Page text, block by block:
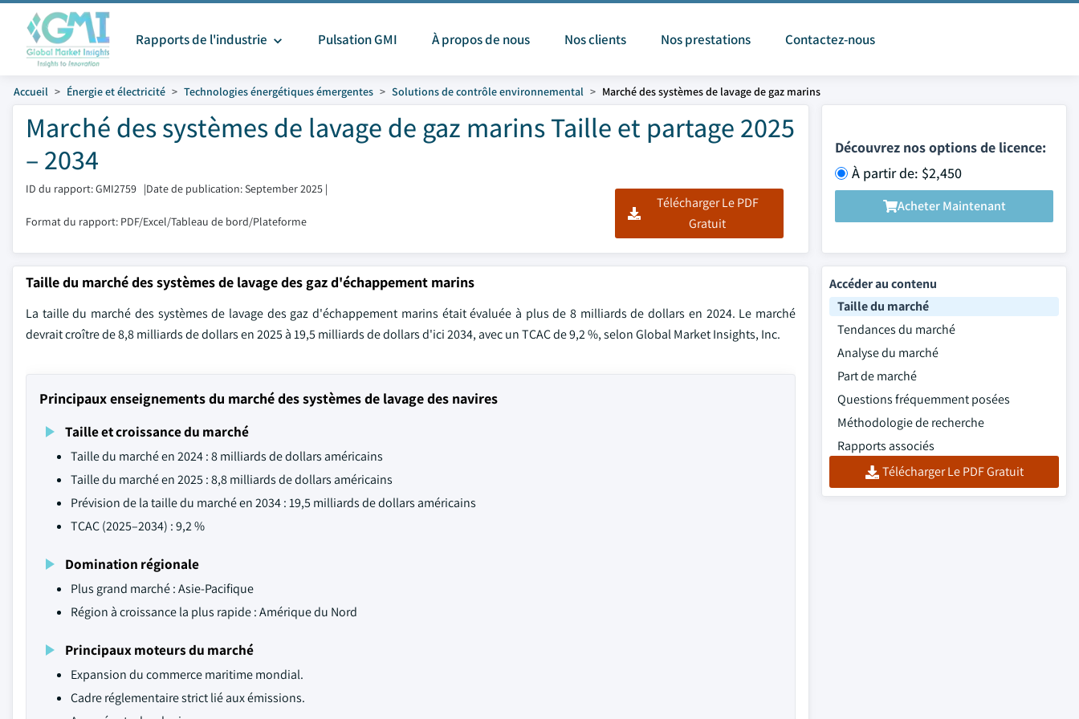
Rapports de l'industrie Pulsation GMI À propos de nous Nos clients Nos prestations Contactez-nous
Accueil Énergie et électricité Technologies énergétiques émergentes Solutions de contrôle environnemental Marché des systèmes de lavage de gaz marins
Marché des systèmes de lavage de gaz marins Taille et partage 2025
– 2034
ID du rapport: GMI2759 |Date de publication: September 2025 |
Format du rapport: PDF/Excel/Tableau de bord/Plateforme
Télécharger Le PDF
Gratuit
Découvrez nos options de licence:
À partir de: $2,450
Acheter Maintenant
Taille du marché des systèmes de lavage des gaz d'échappement marins
La taille du marché des systèmes de lavage des gaz d'échappement marins était évaluée à plus de 8 milliards de dollars en 2024. Le marché
devrait croître de 8,8 milliards de dollars en 2025 à 19,5 milliards de dollars d'ici 2034, avec un TCAC de 9,2 %, selon Global Market Insights, Inc.
Principaux enseignements du marché des systèmes de lavage des navires
Taille et croissance du marché
Taille du marché en 2024 : 8 milliards de dollars américains
Taille du marché en 2025 : 8,8 milliards de dollars américains
Prévision de la taille du marché en 2034 : 19,5 milliards de dollars américains
TCAC (2025–2034) : 9,2 %
Domination régionale
Plus grand marché : Asie-Pacifique
Région à croissance la plus rapide : Amérique du Nord
Principaux moteurs du marché
Expansion du commerce maritime mondial.
Cadre réglementaire strict lié aux émissions.
Accéder au contenu
Taille du marché
Tendances du marché
Analyse du marché
Part de marché
Questions fréquemment posées
Méthodologie de recherche
Rapports associés
Télécharger Le PDF Gratuit